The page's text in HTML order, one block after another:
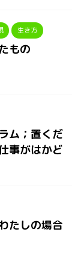
生き方
もの
ム；置くだ
事がはかど
たしの場合